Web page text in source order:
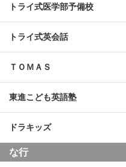
トライ式医学部予備校
トライ式英会話
ＴＯＭＡＳ
東進こども英語塾
ドラキッズ
な行